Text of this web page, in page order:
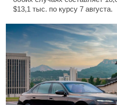
$13,1 тыс. по курсу 7 августа.